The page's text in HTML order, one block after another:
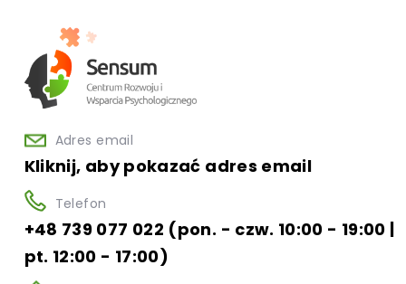
Adres email
Kliknij, aby pokazać adres email
Telefon
+48 739 077 022 (pon. - czw. 10:00 - 19:00 |
pt. 12:00 - 17:00)